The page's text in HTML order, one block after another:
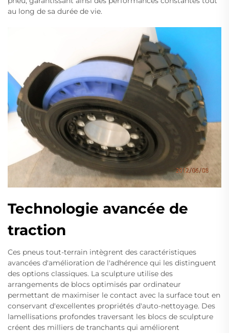
au long de sa durée de vie.
Technologie avancée de
traction
Ces pneus tout-terrain intègrent des caractéristiques
avancées d'amélioration de l'adhérence qui les distinguent
des options classiques. La sculpture utilise des
arrangements de blocs optimisés par ordinateur
permettant de maximiser le contact avec la surface tout en
conservant d'excellentes propriétés d'auto-nettoyage. Des
lamellisations profondes traversant les blocs de sculpture
créent des milliers de tranchants qui améliorent